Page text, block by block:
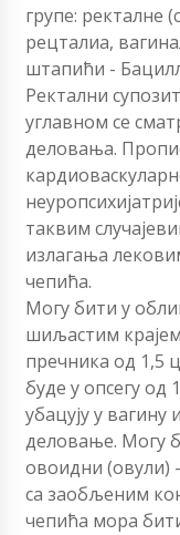
групе: ректалне
рецталиа,
штапићи -
Ректални
углавном се
деловања.
таквим
излагања
чепића.
Могу бити у
шиљастим
пречника од 1,5
буде у опсегу од
убацују у вагину
деловање. Могу
овоидни (овули)
са заобљеним
чепића мора